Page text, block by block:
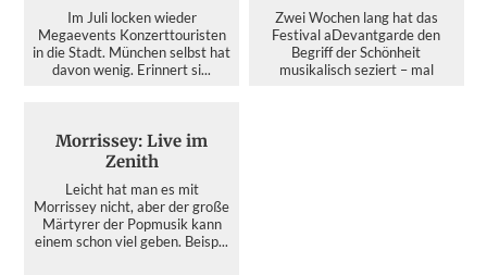
Im Juli locken wieder
Megaevents Konzerttouristen
in die Stadt. München selbst hat
davon wenig. Erinnert si...
Zwei Wochen lang hat das
Festival aDevantgarde den
Begriff der Schönheit
musikalisch seziert – mal
Morrissey: Live im
Zenith
Leicht hat man es mit
Morrissey nicht, aber der große
Märtyrer der Popmusik kann
einem schon viel geben. Beisp...